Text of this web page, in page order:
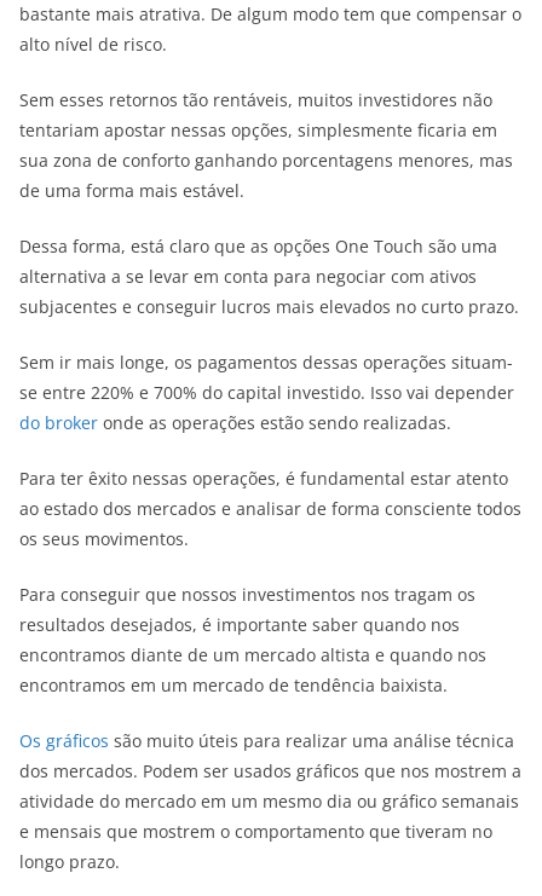
bastante mais atrativa. De algum modo tem que compensar o
alto nível de risco.
Sem esses retornos tão rentáveis, muitos investidores não
tentariam apostar nessas opções, simplesmente ficaria em
sua zona de conforto ganhando porcentagens menores, mas
de uma forma mais estável.
Dessa forma, está claro que as opções One Touch são uma
alternativa a se levar em conta para negociar com ativos
subjacentes e conseguir lucros mais elevados no curto prazo.
Sem ir mais longe, os pagamentos dessas operações situam-
se entre 220% e 700% do capital investido. Isso vai depender
do broker onde as operações estão sendo realizadas.
Para ter êxito nessas operações, é fundamental estar atento
ao estado dos mercados e analisar de forma consciente todos
os seus movimentos.
Para conseguir que nossos investimentos nos tragam os
resultados desejados, é importante saber quando nos
encontramos diante de um mercado altista e quando nos
encontramos em um mercado de tendência baixista.
Os gráficos são muito úteis para realizar uma análise técnica
dos mercados. Podem ser usados gráficos que nos mostrem a
atividade do mercado em um mesmo dia ou gráfico semanais
e mensais que mostrem o comportamento que tiveram no
longo prazo.